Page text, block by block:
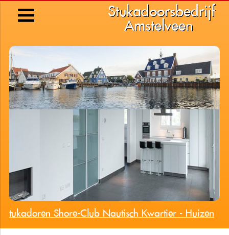
Stukadoorsbedrijf
Amstelveen
Stukadoren Shore-Club Nautisch Kwartier - Huizen